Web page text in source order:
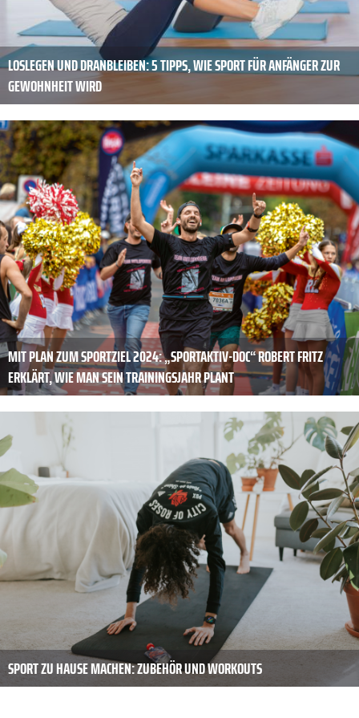
LOSLEGEN UND DRANBLEIBEN: 5 TIPPS, WIE SPORT FÜR ANFÄNGER ZUR
GEWOHNHEIT WIRD
MIT PLAN ZUM ­SPORTZIEL 2024: „SPORTAKTIV-DOC“ ROBERT FRITZ
ERKLÄRT, WIE MAN SEIN TRAININGSJAHR PLANT
SPORT ZU HAUSE MACHEN: ZUBEHÖR UND WORKOUTS